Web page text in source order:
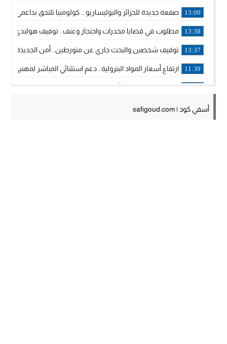
13:00 صفعة جديدة للجزائر والبوليساريو .. كولومبيا تلتحق بداعمي
13:38 مطلوب في قضايا مخدرات واحتجاز وعنف.. توقيف هولندي
13:37 توقيف شخصين والبحث جاري عن متورطين.. أمن الجديدة يفك
11:39 ارتفاع أسعار المواد البترولية.. دعم استثنائي المباشر لمهنيي
12:20 ترامب يجدد تأكيد الاعتراف الأمريكي بمغربية الصحراء في برقيةأسفي كود | safigoud.com